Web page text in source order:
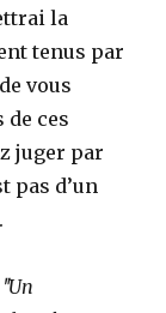
la
tenus par
vous
ces
juger par
pas d’un
ʺUn